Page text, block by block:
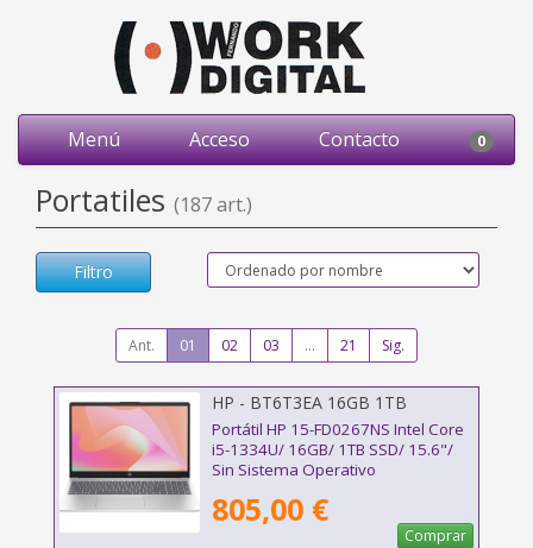
Menú Acceso Contacto 0
Portatiles (187 art.)
Filtro
Ant. 01 02 03 ... 21 Sig.
HP - BT6T3EA 16GB 1TB
Portátil HP 15-FD0267NS Intel Core
i5-1334U/ 16GB/ 1TB SSD/ 15.6"/
Sin Sistema Operativo
805,00 €
Comprar